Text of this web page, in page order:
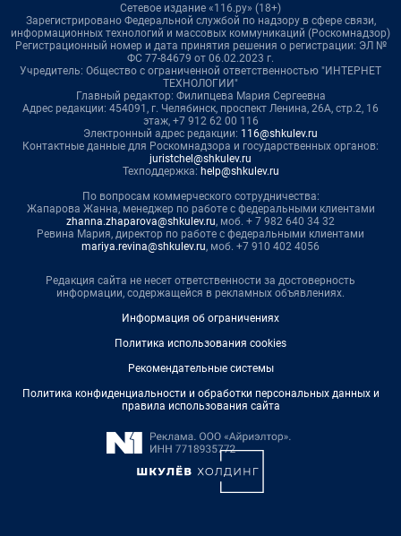
Сетевое издание «116.ру» (18+)
Зарегистрировано Федеральной службой по надзору в сфере связи,
информационных технологий и массовых коммуникаций (Роскомнадзор)
Регистрационный номер и дата принятия решения о регистрации: ЭЛ №
ФС 77-84679 от 06.02.2023 г.
Учредитель: Общество с ограниченной ответственностью "ИНТЕРНЕТ
ТЕХНОЛОГИИ"
Главный редактор: Филипцева Мария Сергеевна
Адрес редакции: 454091, г. Челябинск, проспект Ленина, 26А, стр.2, 16
этаж, +7 912 62 00 116
Электронный адрес редакции: 116@shkulev.ru
Контактные данные для Роскомнадзора и государственных органов:
juristchel@shkulev.ru
Техподдержка: help@shkulev.ru
По вопросам коммерческого сотрудничества:
Жапарова Жанна, менеджер по работе с федеральными клиентами
zhanna.zhaparova@shkulev.ru, моб. + 7 982 640 34 32
Ревина Мария, директор по работе с федеральными клиентами
mariya.revina@shkulev.ru, моб. +7 910 402 4056
Редакция сайта не несет ответственности за достоверность
информации, содержащейся в рекламных объявлениях.
Информация об ограничениях
Политика использования cookies
Рекомендательные системы
Политика конфиденциальности и обработки персональных данных и
правила использования сайта